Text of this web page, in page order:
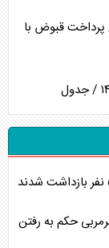
پرداخت قبوض با
حکم به رفتن